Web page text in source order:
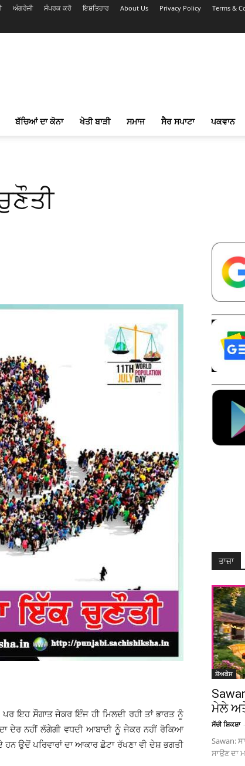
ਅੰਗਰੇਜ਼ੀ ਸੰਪਰਕ ਕਰੋ ਇਸ਼ਤਿਹਾਰ About Us Privacy Policy Terms &
ਬੱਚਿਆਂ ਦਾ ਕੋਨਾ ਖੇਤੀ ਬਾੜੀ ਸਮਾਜ ਸੈਰ ਸਪਾਟਾ ਪਕਵਾਨ
ਇਹ ਸੌਗਾਤ ਜੇਕਰ ਇੰਜ ਹੀ ਮਿਲਦੀ ਰਹੀ ਤਾਂ ਭਾਰਤ ਨੂੰ
ਦੇਰ ਨਹੀਂ ਲੱਗੇਗੀ ਵਧਦੀ ਆਬਾਦੀ ਨੂੰ ਜੇਕਰ ਨਹੀਂ ਰੋਕਿਆ
ਉਦੋਂ ਪਰਿਵਾਰਾਂ ਦਾ ਆਕਾਰ ਛੋਟਾ ਰੱਖਣਾ ਵੀ ਦੇਸ਼ ਭਗਤੀ
ਤਾਜ਼ਾ
ਸ਼ੋਅਕੇਸ
ਮੇਲੇ
ਸੱਚੀ ਸ਼ਿਕਸ਼ਾ -
Sawan:
ਸਾਉਣ ਦਾ